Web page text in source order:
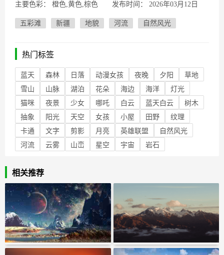
主要色彩：
橙色,黄色,棕色 发布时间： 2026年03月12日
五彩滩 新疆 地貌 河流 自然风光
热门标签
蓝天 森林 日落 动漫女孩 夜晚 夕阳
草地
雪山
山脉 湖泊 花朵 海边 海洋
灯光
猫咪
夜景 少女 哪吒 白云 蓝天白云
树木
抽象
阳光 天空 女孩 小屋 田野
纹理
卡通
文字 剪影 月亮 英雄联盟
自然风光
河流
云雾 山峦 星空 宇宙 岩石
相关推荐